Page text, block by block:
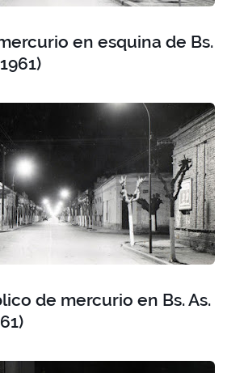
en esquina de Bs.
de mercurio en Bs. As.